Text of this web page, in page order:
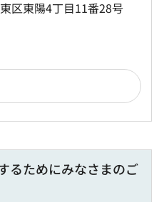
区東陽4丁目11番28号
るためにみなさまのご